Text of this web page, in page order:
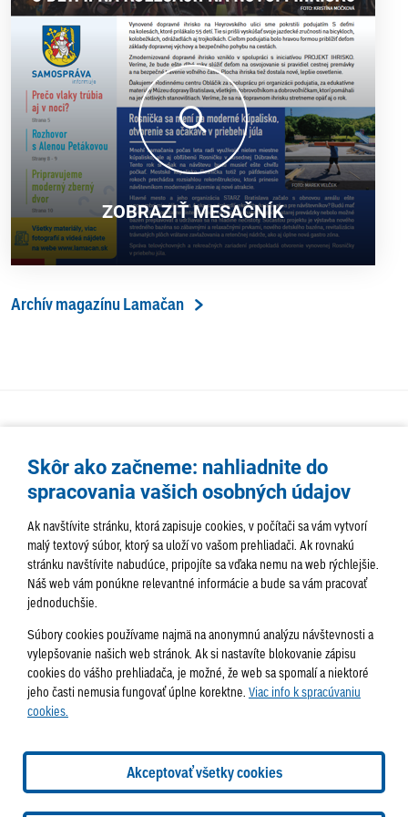
ZOBRAZIŤ MESAČNÍK
Archív magazínu Lamačan
AKTUALITY TÉMA SAMOSPRÁVA
SERVIS
HISTÓRIA PODUJATIA
info@lamac.sk
dispecing@lamac.sk
Doručovanie
Tlačené vydania
Sadzobník inzercie
Skôr ako začneme: nahliadnite do
spracovania vašich osobných údajov
Ak navštívite stránku, ktorá zapisuje cookies, v počítači sa vám vytvorí
malý textový súbor, ktorý sa uloží vo vašom prehliadači. Ak rovnakú
stránku navštívite nabudúce, pripojíte sa vďaka nemu na web rýchlejšie.
Náš web vám ponúkne relevantné informácie a bude sa vám pracovať
jednoduchšie.
Súbory cookies používame najmä na anonymnú analýzu návštevnosti a
vylepšovanie našich web stránok. Ak si nastavíte blokovanie zápisu
cookies do vášho prehliadača, je možné, že web sa spomalí a niektoré
jeho časti nemusia fungovať úplne korektne. Viac info k spracúvaniu
cookies.
Akceptovať všetky cookies